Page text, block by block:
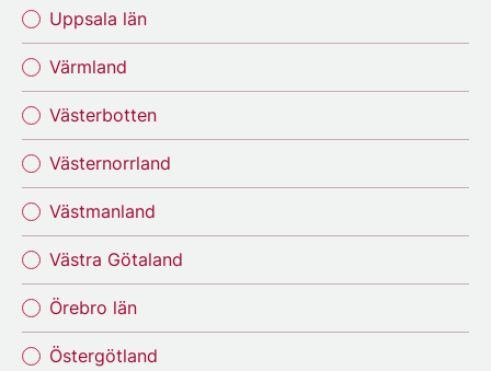
Uppsala län
Värmland
Västerbotten
Västernorrland
Västmanland
Västra Götaland
Örebro län
Östergötland